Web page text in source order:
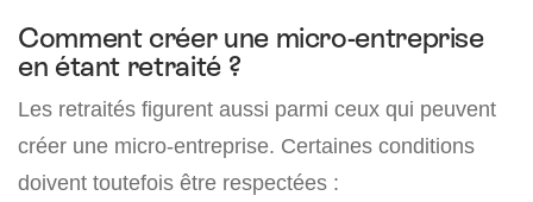
Comment créer une micro-entreprise
en étant retraité ?
Les retraités figurent aussi parmi ceux qui peuvent
créer une micro-entreprise. Certaines conditions
doivent toutefois être respectées :